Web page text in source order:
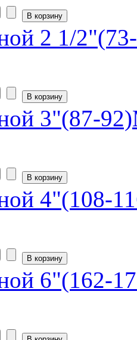
2 1/
3"(87-
4"(108-
6"(162-